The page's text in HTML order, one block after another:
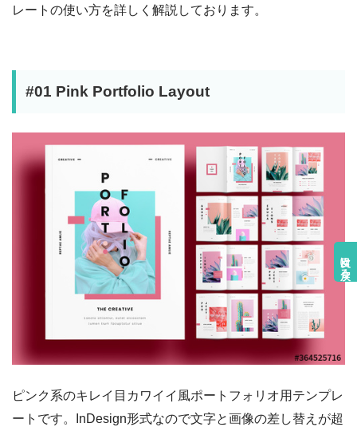
目次に戻る
レートの使い方を詳しく解説しております。
#01 Pink Portfolio Layout
ピンク系のキレイ目カワイイ風ポートフォリオ用テンプレ
ートです。InDesign形式なので文字と画像の差し替えが超